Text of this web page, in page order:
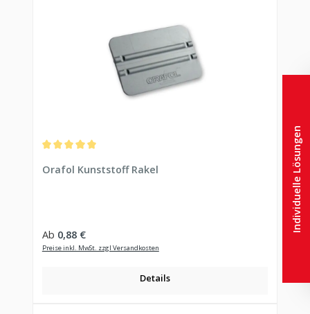
Orafol Kunststoff Rakel
Regulärer Preis:
Ab 0,88 €
Preise inkl. MwSt. zzgl Versandkosten
Details
Individuelle Lösungen